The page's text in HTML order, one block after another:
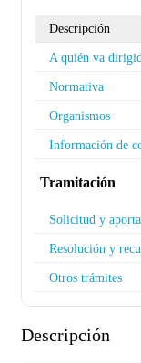
Descripción
A quién va
Normativa
Organismos
Información de
Tramitación
Solicitud y
Resolución y
Otros trámites
Descripción